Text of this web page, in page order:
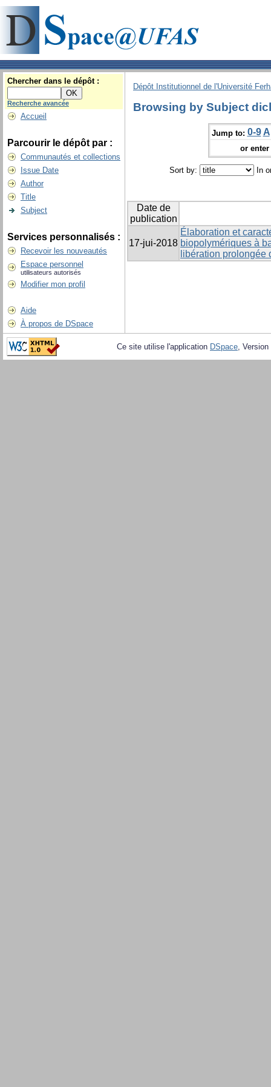
Chercher dans le dépôt :
Recherche avancée
Accueil
Parcourir le dépôt par :
Communautés et collections
Issue Date
Author
Title
Subject
Services personnalisés :
Recevoir les nouveautés
Espace personnel
utilisateurs autorisés
Modifier mon profil
Aide
À propos de DSpace
Dépôt Institutionnel de l'Université
Browsing by Subject
Jump to: 0-9 A
or
Sort by: In
Date de
publication
17-jui-2018
Élaboration et
biopolymériques à
libération
Ce site utilise l'application DSpace,